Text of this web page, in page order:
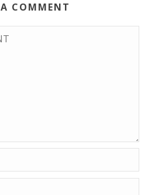
COMMENT